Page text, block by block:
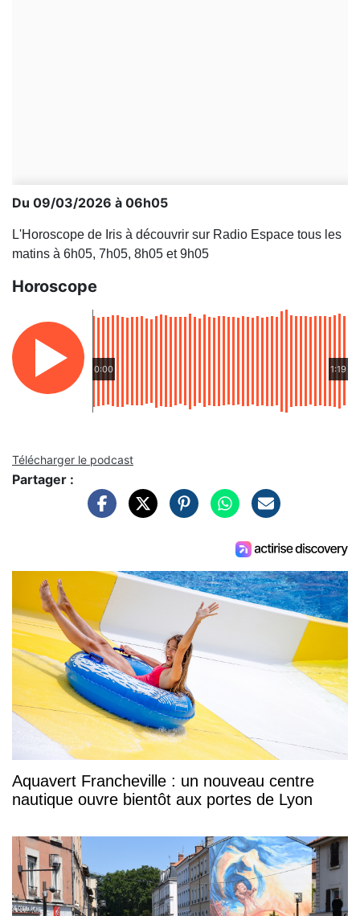
Du 09/03/2026 à 06h05
L'Horoscope de Iris à découvrir sur Radio Espace tous les
matins à 6h05, 7h05, 8h05 et 9h05
Horoscope
0:00 1:19
Télécharger le podcast
Partager :
Aquavert Francheville : un nouveau centre
nautique ouvre bientôt aux portes de Lyon